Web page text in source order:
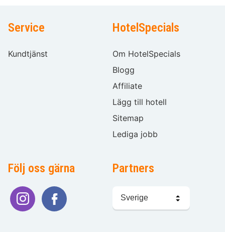
Service
Kundtjänst
HotelSpecials
Om HotelSpecials
Blogg
Affiliate
Lägg till hotell
Sitemap
Lediga jobb
Följ oss gärna Partners
språk